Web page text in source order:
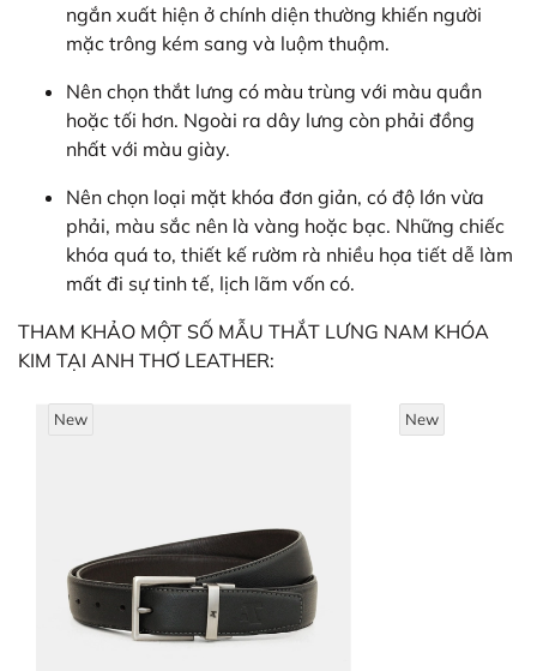
ngắn xuất hiện ở chính diện thường khiến người
mặc trông kém sang và luộm thuộm.
Nên chọn thắt lưng có màu trùng với màu quần
hoặc tối hơn. Ngoài ra dây lưng còn phải đồng
nhất với màu giày.
Nên chọn loại mặt khóa đơn giản, có độ lớn vừa
phải, màu sắc nên là vàng hoặc bạc. Những chiếc
khóa quá to, thiết kế rườm rà nhiều họa tiết dễ làm
mất đi sự tinh tế, lịch lãm vốn có.
THAM KHẢO MỘT SỐ MẪU THẮT LƯNG NAM KHÓA
KIM TẠI ANH THƠ LEATHER:
New New